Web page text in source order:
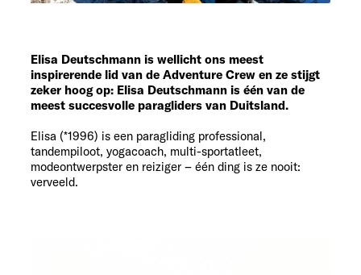
Elisa Deutschmann is wellicht ons meest
inspirerende lid van de Adventure Crew en ze stijgt
zeker hoog op: Elisa Deutschmann is één van de
meest succesvolle paragliders van Duitsland.
Elisa (*1996) is een paragliding professional,
tandempiloot, yogacoach, multi-sportatleet,
modeontwerpster en reiziger – één ding is ze nooit:
verveeld.